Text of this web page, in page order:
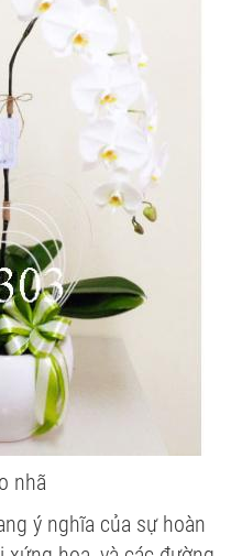
nhã
ý nghĩa của sự hoàn